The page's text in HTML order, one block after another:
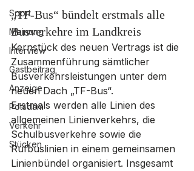
Sport
Meinung
Interview
Gastbeitrag
Anzeige
Potsdam
Verkehr
Stücken
„TF-Bus“ bündelt erstmals alle
Busverkehre im Landkreis
Kernstück des neuen Vertrags ist die
Zusammenführung sämtlicher
Busverkehrsleistungen unter dem
neuen Dach „TF-Bus“.
Erstmals werden alle Linien des
allgemeinen Linienverkehrs, die
Schulbusverkehre sowie die
Rufbuslinien in einem gemeinsamen
Linienbündel organisiert. Insgesamt